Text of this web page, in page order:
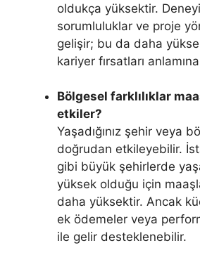
oldukça yüksektir.
sorumluluklar ve proje
gelişir; bu da daha
kariyer fırsatları
Bölgesel farklılıklar
etkiler?
Yaşadığınız şehir veya
doğrudan etkileyebilir.
gibi büyük şehirlerde
yüksek olduğu için
daha yüksektir. Ancak
ek ödemeler veya
ile gelir desteklenebilir.